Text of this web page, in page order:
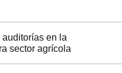
en la
sector agrícola